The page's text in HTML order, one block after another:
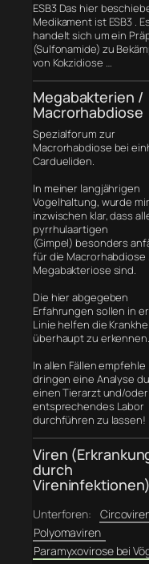
ESB3 Das hier
Medikament ist ESB3 .
handelt sich um ein
(Sulfonamide) zu
von Kokzidiose …
Megabakterien /
Macrorhabdiose
Spezialforum zur
Macrorhabdiose bei
Cardueliden.
In meiner langjährigen
Vogelhaltung, wurde mir
inzwischen klar, dass
pyrrhulaartigen
(Gimpel) besonders
für die Macrorhabdiose
Megabakteriose sind.
Die hier abgegeben
Erfahrungen sollen in
Linie helfen die
überhaupt zu erkennen.
In allen Fällen empfehle
dringen eine Analyse
einen Tierarzt und/
entsprechendes Labor
durchführen zu lassen!
Viren
durch
Vireninfektionen)
Unterforen:
Polyomaviren
Paramyxovirose bei